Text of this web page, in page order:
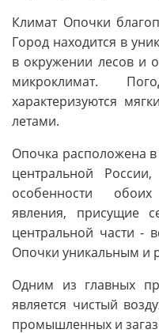
Климат Опочки
Город находится в
в окружении лесов и
микроклимат.
характеризуются
летами.
Опочка расположена
центральной
особенности
явления, присущие
центральной части -
Опочки уникальным и
Одним из главных
является чистый
промышленных и